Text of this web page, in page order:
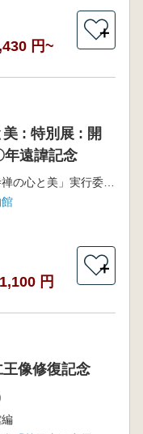
円~
＋
: 特別展 : 開
年遠諱記念
特別展「妙心寺禅の心と美」実行委員会 [ほか] 編
1,100 円
＋
像修復記念